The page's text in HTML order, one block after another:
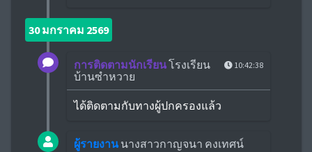
30 มกราคม 2569
10:42:38
การติดตามนักเรียนโรงเรียน
บ้านซำหวาย
ได้ติดตามกับทางผู้ปกครองแล้ว
ผู้รายงานนางสาวกาญจนา คงเทศน์